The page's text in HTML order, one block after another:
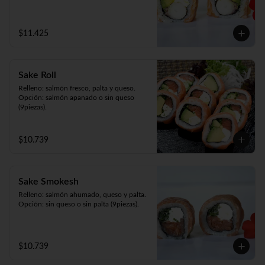
$11.425
Sake Roll
Relleno: salmón fresco, palta y queso.
Opción: salmón apanado o sin queso
(9piezas).
$10.739
Sake Smokesh
Relleno: salmón ahumado, queso y palta.
Opción: sin queso o sin palta (9piezas).
$10.739